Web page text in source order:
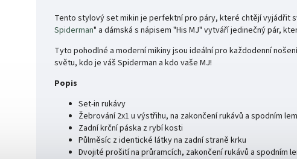
Tento stylový set mikin je perfektní pro páry, které chtějí vyjádřit
Spiderman" a dámská s nápisem "His MJ" vytváří jedinečný pár,
Tyto pohodlné a moderní mikiny jsou ideální pro každodenní
světu, kdo je váš Spiderman a kdo vaše MJ!
Popis
Set-in rukávy
Žebrování 2x1 u výstřihu, na zakončení rukávů a spodním
Zadní krční páska z rybí kosti
Půlměsíc z identické látky na zadní straně krku
Dvojité prošití na průramcích, zakončení rukávů a spodním